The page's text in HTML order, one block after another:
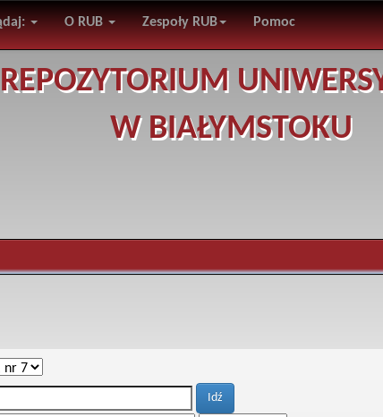
O RUB Zespoły RUB Pomoc
REPOZYTORIUM
W BIAŁYMSTOKU